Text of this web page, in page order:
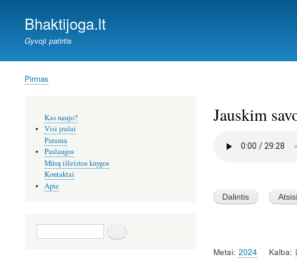
Bhaktijoga.lt
Gyvoji patirtis
Kelias
Pirmas
Jauskim
Metai 2024 Kalba
meniu
Kas naujo?
Visi įrašai
Parama
Paslaugos
Mūsų išleistos knygos
Kontaktai
Apie
Paieška